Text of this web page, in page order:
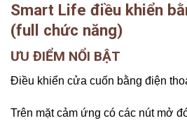
Smart Life điều khiển
(full chức năng)
ƯU ĐIỂM NỔI BẬT
Điều khiển cửa cuốn bằng điện
Trên mặt cảm ứng có các nút mở